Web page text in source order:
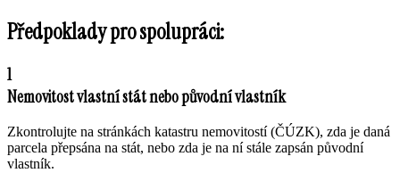
Předpoklady pro spolupráci:
1
Nemovitost vlastní stát nebo původní vlastník
Zkontrolujte na stránkách katastru nemovitostí (ČÚZK), zda je daná
parcela přepsána na stát, nebo zda je na ní stále zapsán původní
vlastník.